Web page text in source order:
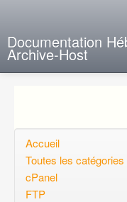
Documentation
Archive-Host
Questions ouvertes
Voulez-vous vous
Accueil
Toutes les catégories
cPanel
FTP